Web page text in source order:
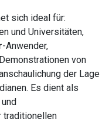
sich ideal für:
und Universitäten,
-Anwender,
von
der Lage
Es dient als
traditionellen